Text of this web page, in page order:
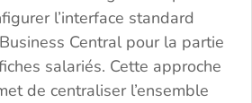
l’interface standard
Central pour la partie
salariés. Cette approche
de centraliser l’ensemble